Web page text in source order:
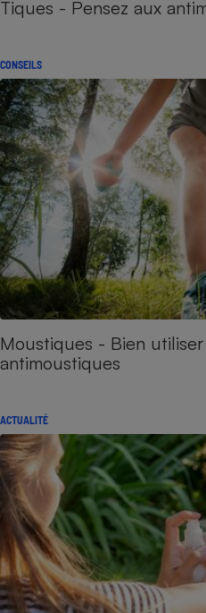
Tiques - Pensez aux
CONSEILS
Moustiques - Bien
antimoustiques
ACTUALITÉ